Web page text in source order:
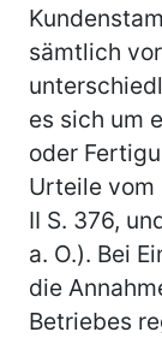
sämtlich
es sich um
oder
Urteile vom
II S. 376,
a. O.). Bei
die
Betriebes